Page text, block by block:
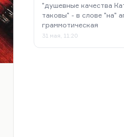
"душевные качества
таковы" - в слове "на"
граммотическая
31 мая, 11:20